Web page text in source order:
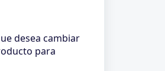
desea cambiar
para